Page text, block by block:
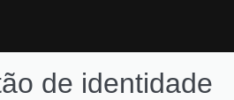
de identidade